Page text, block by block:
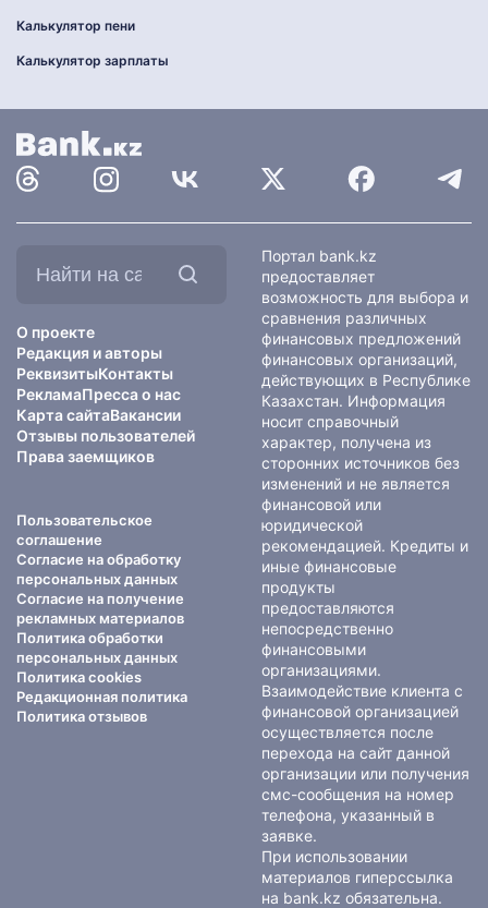
Калькулятор пени
Калькулятор зарплаты
О проекте
Редакция и авторы
РеквизитыКонтакты
РекламаПресса о нас
Карта сайтаВакансии
Отзывы пользователей
Права заемщиков
Пользовательское
соглашение
Согласие на обработку
персональных данных
Согласие на получение
рекламных материалов
Политика обработки
персональных данных
Политика cookies
Редакционная политика
Политика отзывов
Портал bank.kz
предоставляет
возможность для выбора и
сравнения различных
финансовых предложений
финансовых организаций,
действующих в Республике
Казахстан. Информация
носит справочный
характер, получена из
сторонних источников без
изменений и не является
финансовой или
юридической
рекомендацией. Кредиты и
иные финансовые
продукты
предоставляются
непосредственно
финансовыми
организациями.
Взаимодействие клиента с
финансовой организацией
осуществляется после
перехода на сайт данной
организации или получения
смс-сообщения на номер
телефона, указанный в
заявке.
При использовании
материалов гиперссылка
на bank.kz обязательна.